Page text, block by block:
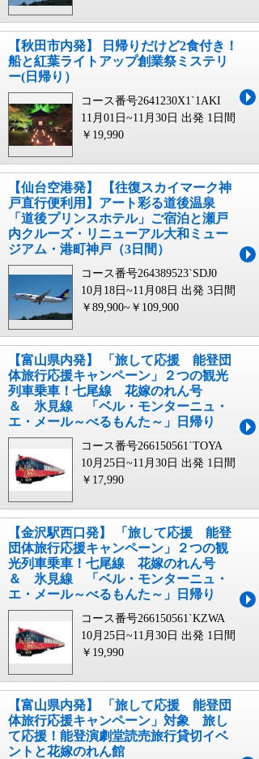
【秋田市内発】 日帰りだけど2食付き！
船と紅葉ライトアップ創業祭ミステリ
ー(日帰り）
コース番号2641230X1`1AKI
11月01日~11月30日 出発 1日間
￥19,990
【仙台空港発】 【往復スカイマーク神
戸直行便利用】アート彩る道後温泉
「道後プリンスホテル」ご宿泊と瀬戸
内クルーズ・リニューアル大和ミュー
ジアム・港町神戸（3日間）
コース番号264389523`SDJ0
10月18日~11月08日 出発 3日間
￥89,900~￥109,900
【富山県内発】 「旅して応援 能登団
体旅行応援キャンペーン」２つの観光
列車乗車！七尾線 花嫁のれん号
＆ 氷見線 「ベル・モンターニュ・
エ・メール～べるもんた～」日帰り
コース番号266150561`TOYA
10月25日~11月30日 出発 1日間
￥17,990
【金沢駅西口発】 「旅して応援 能登
団体旅行応援キャンペーン」２つの観
光列車乗車！七尾線 花嫁のれん号
＆ 氷見線 「ベル・モンターニュ・
エ・メール～べるもんた～」日帰り
コース番号266150561`KZWA
10月25日~11月30日 出発 1日間
￥19,990
【富山県内発】 「旅して応援 能登団
体旅行応援キャンペーン」対象 旅し
て応援！能登演劇堂読売旅行貸切イベ
ントと花嫁のれん館